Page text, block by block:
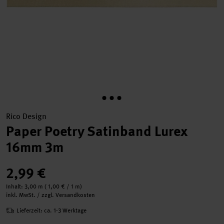
Rico Design
Paper Poetry Satinband Lurex
16mm 3m
2,99 €
Inhalt: 3,00 m ( 1,00 € / 1 m)
inkl. MwSt. / zzgl. Versandkosten
Lieferzeit: ca. 1-3 Werktage